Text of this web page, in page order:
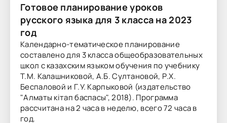
Готовое планирование уроков
русского языка для 3 класса на 2023
год
Календарно-тематическое планирование
составлено для 3 класса общеобразовательных
школ с казахским языком обучения по учебнику
Т.М. Калашниковой, А.Б. Султановой, Р.Х.
Беспаловой и Г.У. Карпыковой (издательство
"Алматы кітап баспасы", 2018). Программа
рассчитана на 2 часа в неделю, всего 72 часа в
год.